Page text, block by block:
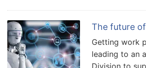
The future
Getting work
leading to an